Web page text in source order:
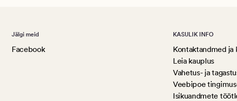
Jälgi meid
Facebook
KASULIK INFO
Kontaktandmed ja
Leia kauplus
Vahetus- ja
Veebipoe
Isikuandmete